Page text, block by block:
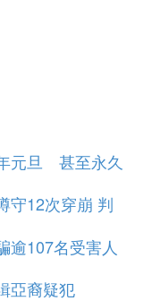
元旦 甚至永久
守12次穿崩 判
107名受害人
亞裔疑犯